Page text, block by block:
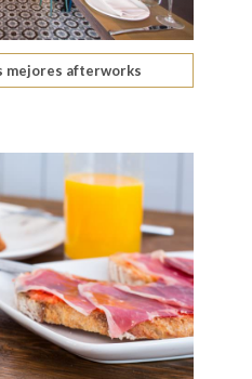
mejores afterworks